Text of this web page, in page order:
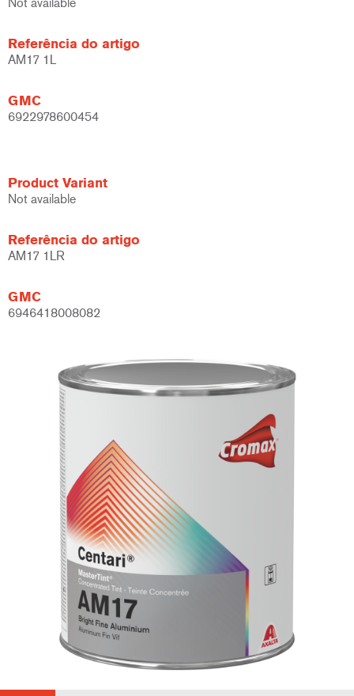
Referência do artigo
AM17 1L
GMC
6922978600454
Product Variant
Not available
Referência do artigo
AM17 1LR
GMC
6946418008082